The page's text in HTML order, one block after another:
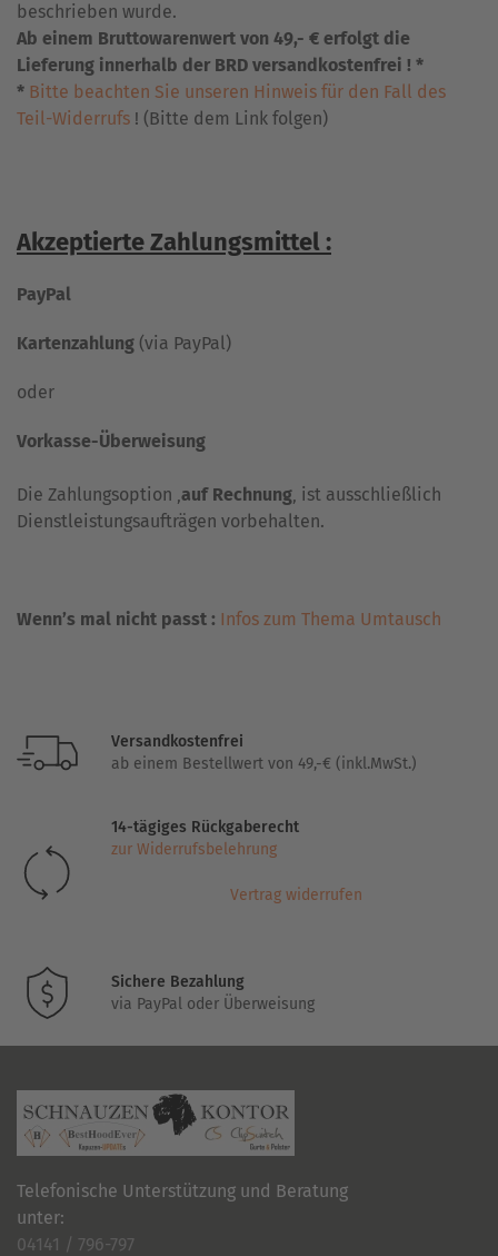
beschrieben wurde.
Ab einem Bruttowarenwert von 49,- € erfolgt die
Lieferung innerhalb der BRD versandkostenfrei ! *
* Bitte beachten Sie unseren Hinweis für den Fall des
Teil-Widerrufs ! (Bitte dem Link folgen)
Akzeptierte Zahlungsmittel :
PayPal
Kartenzahlung (via PayPal)
oder
Vorkasse-Überweisung
Die Zahlungsoption ‚auf Rechnung‚ ist ausschließlich
Dienstleistungsaufträgen vorbehalten.
Wenn’s mal nicht passt : Infos zum Thema Umtausch
Versandkostenfrei
ab einem Bestellwert von 49,-€ (inkl.MwSt.)
14-tägiges Rückgaberecht
zur Widerrufsbelehrung
Vertrag widerrufen
Sichere Bezahlung
via PayPal oder Überweisung
Telefonische Unterstützung und Beratung
unter:
04141 / 796-797